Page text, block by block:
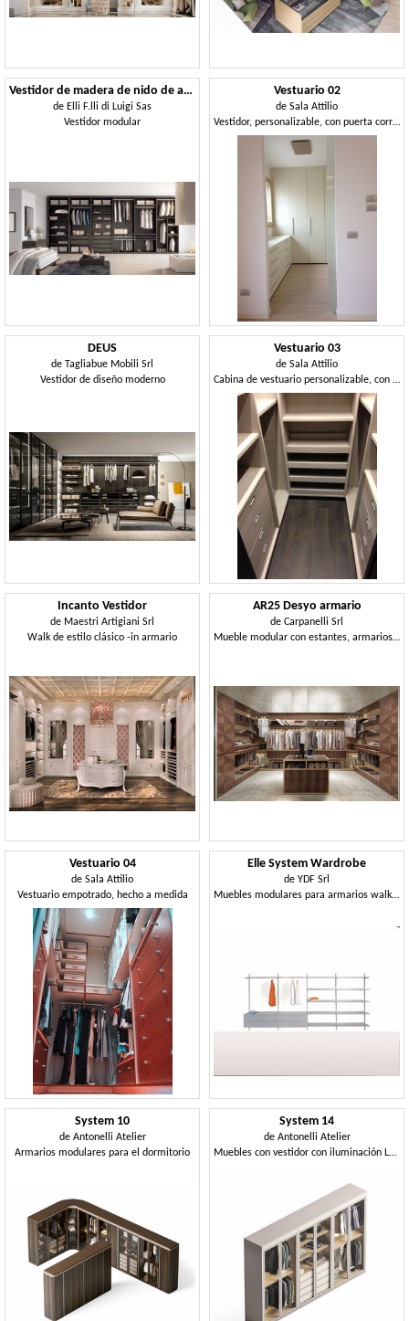
Vestidor de madera de nido de abeja 05
de Elli F.lli di Luigi Sas
Vestidor modular
Vestuario 02
de Sala Attilio
Vestidor, personalizable, con puerta corredera
DEUS
de Tagliabue Mobili Srl
Vestidor de diseño moderno
Vestuario 03
de Sala Attilio
Cabina de vestuario personalizable, con estantes
Incanto Vestidor
de Maestri Artigiani Srl
Walk de estilo clásico -in armario
AR25 Desyo armario
de Carpanelli Srl
Mueble modular con estantes, armarios y cajones
Vestuario 04
de Sala Attilio
Vestuario empotrado, hecho a medida
Elle System Wardrobe
de YDF Srl
Muebles modulares para armarios walk-in, con elementos personalizables
System 10
de Antonelli Atelier
Armarios modulares para el dormitorio
System 14
de Antonelli Atelier
Muebles con vestidor con iluminación LED